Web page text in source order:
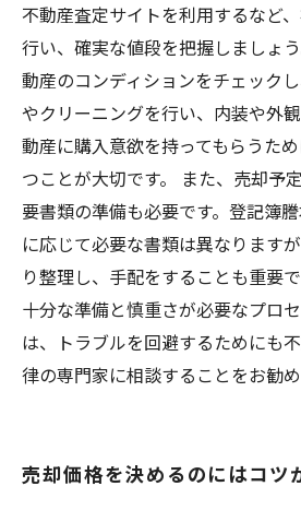
不動産査定サイトを利用するなど
行い、確実な値段を把握しましょ
動産のコンディションをチェック
やクリーニングを行い、内装や外
動産に購入意欲を持ってもらうた
つことが大切です。 また、売却予
要書類の準備も必要です。登記簿
に応じて必要な書類は異なります
り整理し、手配をすることも重要
十分な準備と慎重さが必要なプロ
は、トラブルを回避するためにも
律の専門家に相談することをお勧め
売却価格を決めるのにはコツ